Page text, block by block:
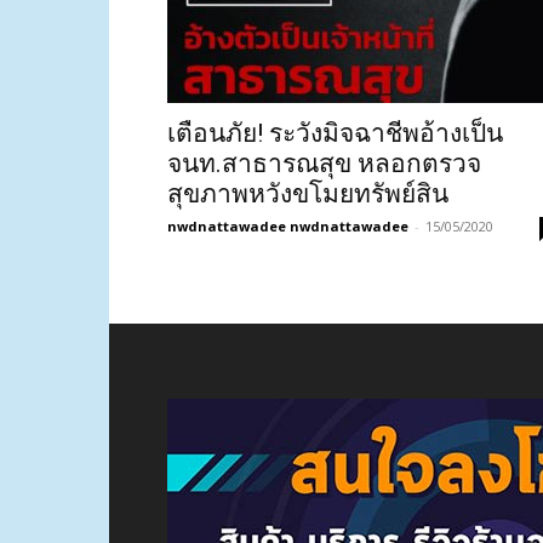
เตือนภัย! ระวังมิจฉาชีพอ้างเป็น
จนท.สาธารณสุข หลอกตรวจ
สุขภาพหวังขโมยทรัพย์สิน
nwdnattawadee nwdnattawadee - 15/05/2020